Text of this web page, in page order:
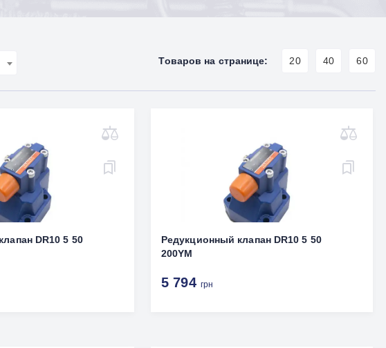
Товаров на странице: 20 40 60
DR10 5 50
Редукционный клапан DR10 5 50
200YM
5 794 грн